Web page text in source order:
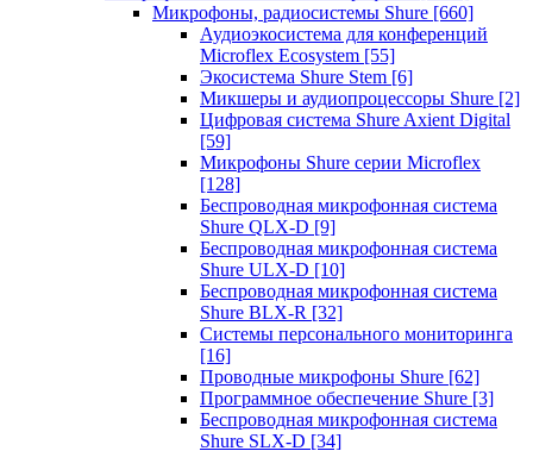
Микрофоны, радиосистемы Shure [660]
Аудиоэкосистема для конференций
Microflex Ecosystem [55]
Экосистема Shure Stem [6]
Микшеры и аудиопроцессоры Shure [2]
Цифровая система Shure Axient Digital
[59]
Микрофоны Shure серии Microflex
[128]
Беспроводная микрофонная система
Shure QLX-D [9]
Беспроводная микрофонная система
Shure ULX-D [10]
Беспроводная микрофонная система
Shure BLX-R [32]
Системы персонального мониторинга
[16]
Проводные микрофоны Shure [62]
Программное обеспечение Shure [3]
Беспроводная микрофонная система
Shure SLX-D [34]